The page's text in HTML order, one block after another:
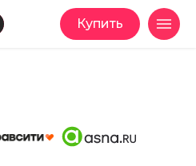
Купить